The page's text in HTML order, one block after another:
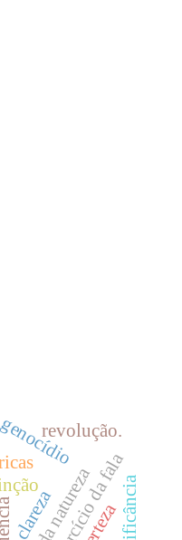
exercício da fala
revolução.
clareza certeza